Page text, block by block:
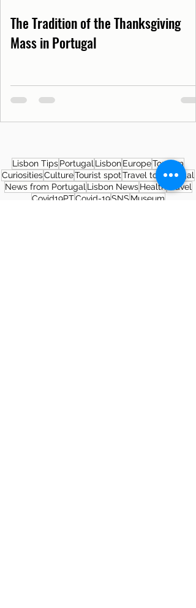
The Tradition of the Thanksgiving
Mass in Portugal
Lisbon TipsPortugal LisbonEuropeTourism
CuriositiesCultureTourist spotTravel to Portugal
News from Portugal Lisbon News Health
Travel
Covid19PTCovid-19SNSMuseum